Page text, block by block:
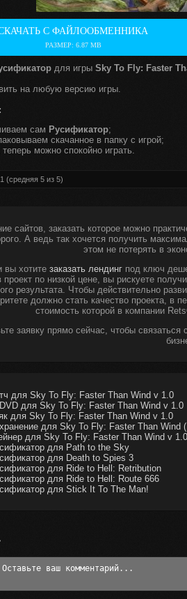
С ФАЙЛООБМЕННИКА
РАЗМЕР: 6.87 MB
для игры Sky To Fly: Faster
на любую версию игры.
сам Русификатор;
скачанное в папку с игрой;
теперь можно спокойно играть.
(средняя 5 из 5)
сайтов, заказать которое можно
А ведь так хочется получить
этом не потерять в
вы хотите заказать лендингпод ключ
проект по низкой цене, вы рискуете
результата. Чтобы действительно
должно стать качество проекта, в
стоимость которой в компании
заявку прямо сейчас, чтобы
для Sky To Fly: Faster Than Wind v 1.0
для Sky To Fly: Faster Than Wind v 1.0
для Sky To Fly: Faster Than Wind v 1.0
для Sky To Fly: Faster Than Wind
для Sky To Fly: Faster Than Wind v
для Path to the Sky
для Death to Spies 3
для Ride to Hell: Retribution
для Ride to Hell: Route 666
для Stick It To The Man!